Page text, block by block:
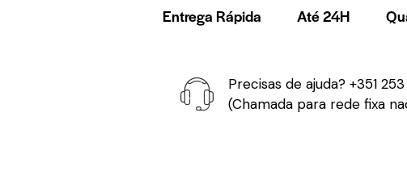
Entrega Rápida Até 24H
Precisas de ajuda? +351
(Chamada para rede fixa